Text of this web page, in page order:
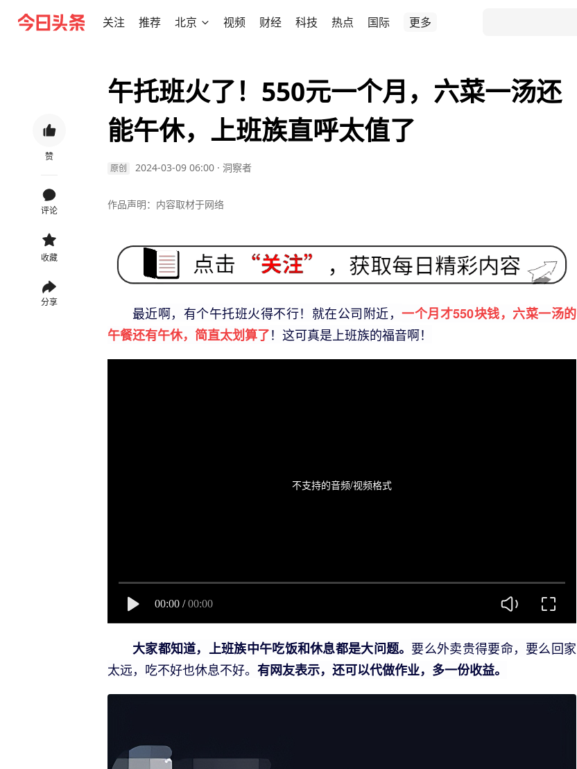
关注 推荐 北京 视频 财经 科技 热点 国际 更多
赞
评论
收藏
分享
午托班火了！550元一个月，六菜一汤还
能午休，上班族直呼太值了
原创 2024-03-09 06:00 · 洞察者
作品声明：内容取材于网络
最近啊，有个午托班火得不行！就在公司附近，一个月才550块钱，六菜一汤的
午餐还有午休，简直太划算了！这可真是上班族的福音啊！
不支持的音频/视频格式
00:00 / 00:00
大家都知道，上班族中午吃饭和休息都是大问题。 要么外卖贵得要命，要么回家
太远，吃不好也休息不好。 有网友表示，还可以代做作业，多一份收益。